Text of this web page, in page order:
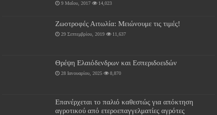
9 Μαΐου, 2017 14,023
Ζωοτροφές Αιτωλία: Μειώνουμε τις τιμές!
29 Σεπτεμβρίου, 2019 11,637
Θρέψη Ελαιόδενδρων και Εσπεριδοειδών
28 Ιανουαρίου, 2025 8,870
Επανέρχεται το παλιό καθεστώς για απόκτηση
αγροτικού από ετεροεπαγγελματίες αγρότες